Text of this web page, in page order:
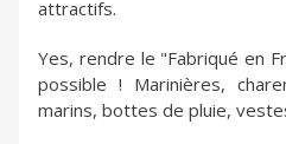
attractifs.
Yes, rendre le "Fabriqué en
possible ! Marinières,
marins, bottes de pluie,